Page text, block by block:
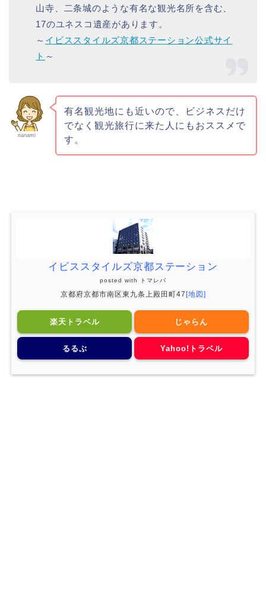
山寺、二条城のような有名な観光名所を含む、
17のユネスコ遺産があります。
～ イビススタイルズ京都ステーション公式サイ
ト ～
nanami
有名観光地にも近いので、ビジネスだけ
でなく観光旅行に来た人にもおススメで
す。
イビススタイルズ京都ステーション
posted with トマレバ
京都府京都市南区東九条上殿田町47 [地図]
楽天トラベル じゃらん
るるぶ Yahoo!トラベル